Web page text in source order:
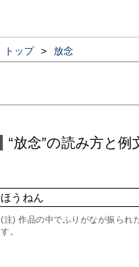
トップ > 放念
“放念”の読み方と例
ほうねん
(注) 作品の中でふりがなが振られ
す。